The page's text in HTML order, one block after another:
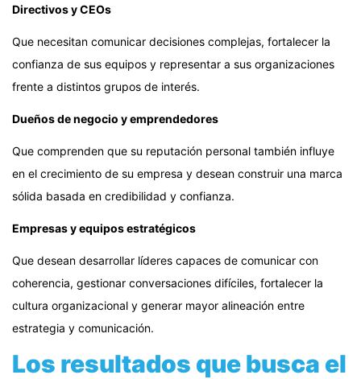
Directivos y CEOs
Que necesitan comunicar decisiones complejas, fortalecer la
confianza de sus equipos y representar a sus organizaciones
frente a distintos grupos de interés.
Dueños de negocio y emprendedores
Que comprenden que su reputación personal también influye
en el crecimiento de su empresa y desean construir una marca
sólida basada en credibilidad y confianza.
Empresas y equipos estratégicos
Que desean desarrollar líderes capaces de comunicar con
coherencia, gestionar conversaciones difíciles, fortalecer la
cultura organizacional y generar mayor alineación entre
estrategia y comunicación.
Los resultados que busca el